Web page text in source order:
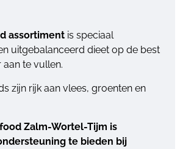
assortiment is speciaal
uitgebalanceerd dieet op de best
te vullen.
zijn rijk aan vlees, groenten en
Zalm-Wortel-Tijm is
te bieden bij